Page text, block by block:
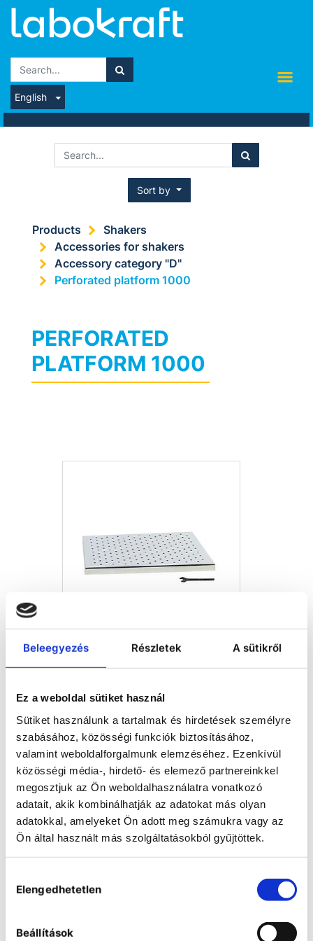
Beleegyezés Részletek A sütikről
Ez a weboldal sütiket használ
Sütiket használunk a tartalmak és hirdetések személyre
szabásához, közösségi funkciók biztosításához,
valamint weboldalforgalmunk elemzéséhez. Ezenkívül
közösségi média-, hirdető- és elemező partnereinkkel
megosztjuk az Ön weboldalhasználatra vonatkozó
adatait, akik kombinálhatják az adatokat más olyan
adatokkal, amelyeket Ön adott meg számukra vagy az
Ön által használt más szolgáltatásokból gyűjtöttek.
kiválasztása
Elengedhetetlen
Beállítások
English
Sort by
Products
Shakers
Accessories for shakers
Accessory category "D"
Perforated platform 1000
PERFORATED
PLATFORM 1000
Heidolph Perforated
allows for individual
COMPARE